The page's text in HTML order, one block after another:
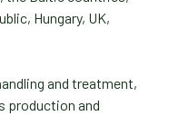
Hungary, UK,
and treatment,
production and